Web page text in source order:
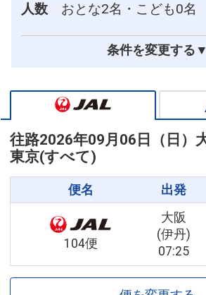
人数
おとな2名・こども0名
条件を変更する▼
往路2026年09月06日（日）
東京(すべて)
便名 出発
104便
大阪
(伊丹)
07:25